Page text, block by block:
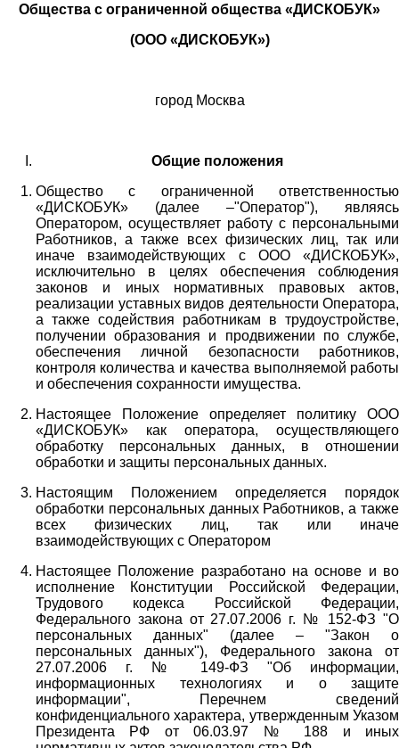
Общества с ограниченной общества «ДИСКОБУК»
(ООО «ДИСКОБУК»)
город Москва
Общие положения
Общество с ограниченной ответственностью
«ДИСКОБУК» (далее –"Оператор"), являясь
Оператором, осуществляет работу с персональными
Работников, а также всех физических лиц, так или
иначе взаимодействующих с ООО «ДИСКОБУК»,
исключительно в целях обеспечения соблюдения
законов и иных нормативных правовых актов,
реализации уставных видов деятельности Оператора,
а также содействия работникам в трудоустройстве,
получении образования и продвижении по службе,
обеспечения личной безопасности работников,
контроля количества и качества выполняемой работы
и обеспечения сохранности имущества.
Настоящее Положение определяет политику ООО
«ДИСКОБУК» как оператора, осуществляющего
обработку персональных данных, в отношении
обработки и защиты персональных данных.
Настоящим Положением определяется порядок
обработки персональных данных Работников, а также
всех физических лиц, так или иначе
взаимодействующих с Оператором
Настоящее Положение разработано на основе и во
исполнение Конституции Российской Федерации,
Трудового кодекса Российской Федерации,
Федерального закона от 27.07.2006 г. № 152-ФЗ "О
персональных данных" (далее – "Закон о
персональных данных"), Федерального закона от
27.07.2006 г. № 149-ФЗ "Об информации,
информационных технологиях и о защите
информации", Перечнем сведений
конфиденциального характера, утвержденным Указом
Президента РФ от 06.03.97 № 188 и иных